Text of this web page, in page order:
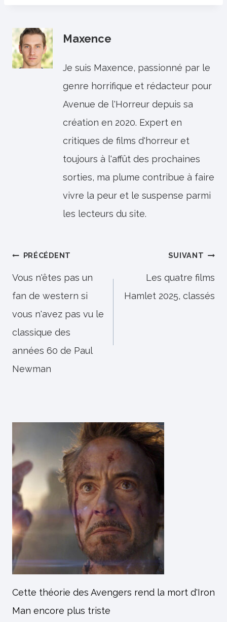
Maxence
Je suis Maxence, passionné par le
genre horrifique et rédacteur pour
Avenue de l'Horreur depuis sa
création en 2020. Expert en
critiques de films d'horreur et
toujours à l'affût des prochaines
sorties, ma plume contribue à faire
vivre la peur et le suspense parmi
les lecteurs du site.
Navigation
de
l’article
PRÉCÉDENT
Vous n'êtes pas un
fan de western si
vous n'avez pas vu le
classique des
années 60 de Paul
Newman
SUIVANT
Les quatre films
Hamlet 2025, classés
Cette théorie des Avengers rend la mort d'Iron
Man encore plus triste